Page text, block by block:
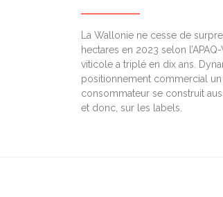
La Wallonie ne cesse de
hectares en 2023 selon
viticole a triplé en dix ans.
positionnement commercial
consommateur se construit
et donc, sur les labels.